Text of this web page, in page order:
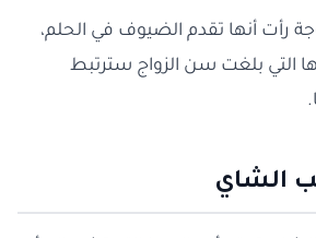
رأت أنها تقدم الضيوف في الحلم،
التي بلغت سن الزواج سترتبط
الشاي